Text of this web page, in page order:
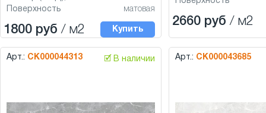
Поверхность
матовая
1800 руб / м2 Купить
2660 руб / м2
Арт.: СК000044313 🗹 В наличии Арт.: СК000043685